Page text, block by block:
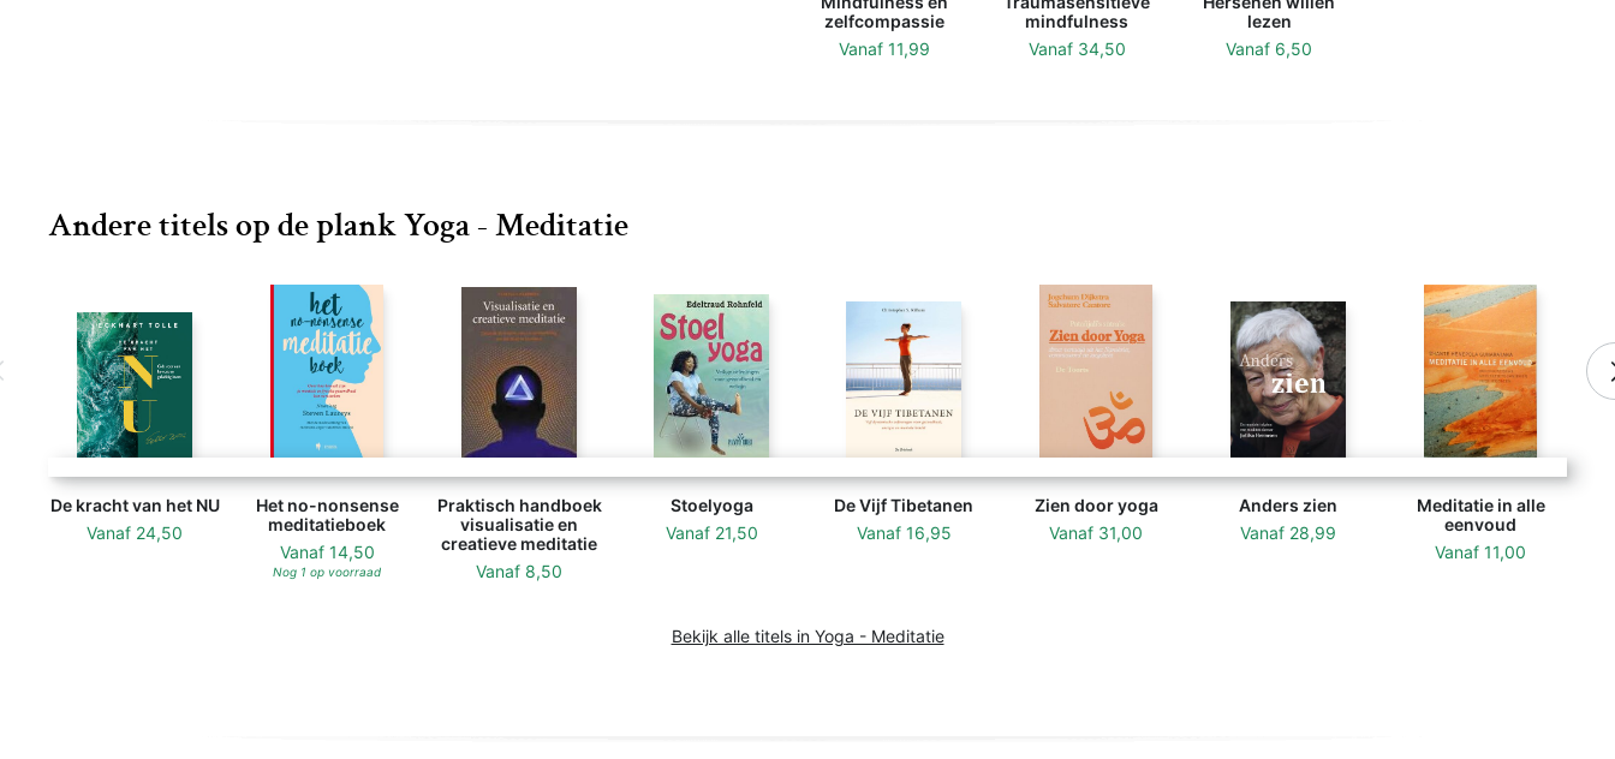
zelfcompassie
Vanaf 11,99
mindfulness
Vanaf 34,50
lezen
Vanaf 6,50
Andere titels op de plank Yoga - Meditatie
De kracht van het NU
Vanaf 24,50
Het no-nonsense
meditatieboek
Vanaf 14,50
Nog 1 op voorraad
Praktisch handboek
visualisatie en
creatieve meditatie
Vanaf 8,50
Stoelyoga
Vanaf 21,50
De Vijf Tibetanen
Vanaf 16,95
Zien door yoga
Vanaf 31,00
Anders zien
Vanaf 28,99
Meditatie in alle
eenvoud
Vanaf 11,00
Bekijk alle titels in Yoga - Meditatie